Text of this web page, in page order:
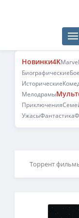
Новинки4KMarvel
Биографические
Исторические
Мелодрамы
Приключения
УжасыФантастика
Торрент